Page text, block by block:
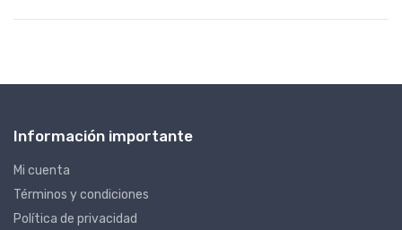
Información importante
Mi cuenta
Términos y condiciones
Política de privacidad